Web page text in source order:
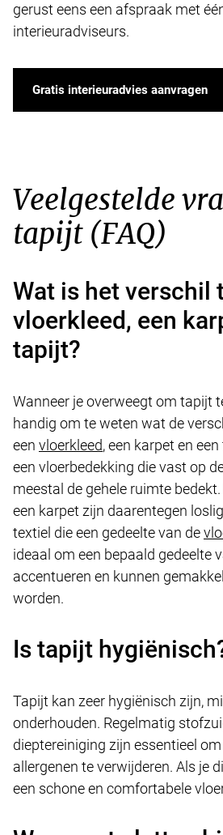
gerust eens een afspraak met
interieuradviseurs.
Gratis interieuradvies aanvragen
Veelgestelde
tapijt (FAQ)
Wat is het verschil
vloerkleed, een
tapijt?
Wanneer je overweegt om tapijt
handig om te weten wat de
een vloerkleed, een karpet en
een vloerbedekking die vast op
meestal de gehele ruimte
een karpet zijn daarentegen
textiel die een gedeelte van de
ideaal om een bepaald gedeelte
accentueren en kunnen
worden.
Is tapijt
Tapijt kan zeer hygiënisch zijn,
onderhouden. Regelmatig
dieptereiniging zijn essentieel
allergenen te verwijderen. Als je
een schone en comfortabele